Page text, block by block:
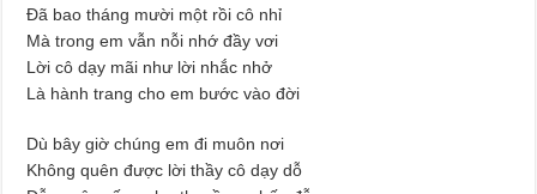
Đã bao tháng mười một rồi cô nhỉ
Mà trong em vẫn nỗi nhớ đầy vơi
Lời cô dạy mãi như lời nhắc nhở
Là hành trang cho em bước vào đời
Dù bây giờ chúng em đi muôn nơi
Không quên được lời thầy cô dạy dỗ